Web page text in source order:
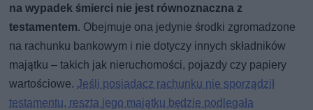
na wypadek śmierci nie jest równoznaczna z
testamentem. Obejmuje ona jedynie środki zgromadzone
na rachunku bankowym i nie dotyczy innych składników
majątku – takich jak nieruchomości, pojazdy czy papiery
wartościowe.Jeśli posiadacz rachunku nie sporządził
testamentu, reszta jego majątku będzie podlegała